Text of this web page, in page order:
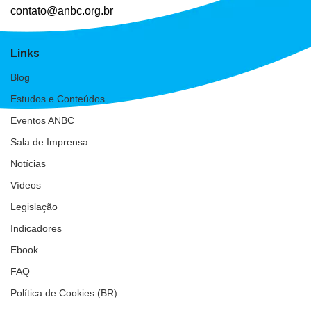
contato@anbc.org.br
Links
Blog
Estudos e Conteúdos
Eventos ANBC
Sala de Imprensa
Notícias
Vídeos
Legislação
Indicadores
Ebook
FAQ
Política de Cookies (BR)